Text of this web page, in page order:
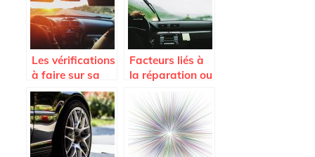
Les vérifications
à faire sur sa
voiture pour un
long trajet.
Facteurs liés à
la réparation ou
remplacement
du pare-brise